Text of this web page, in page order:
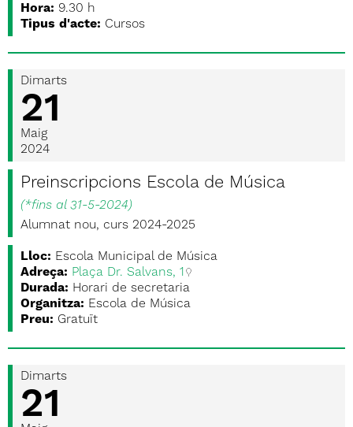
Hora: 9.30 h
Tipus d'acte: Cursos
Dimarts
21
Maig
2024
Preinscripcions Escola de Música
(*fins al 31-5-2024)
Alumnat nou, curs 2024-2025
Lloc: Escola Municipal de Música
Adreça: Plaça Dr. Salvans, 1
Durada: Horari de secretaria
Organitza: Escola de Música
Preu: Gratuït
Dimarts
21